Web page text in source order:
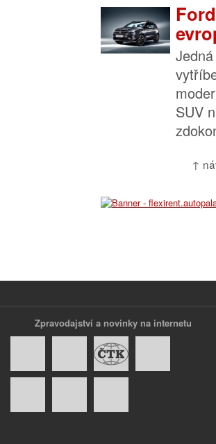
SUV
↑
Zpravodajství a novinky na internetu